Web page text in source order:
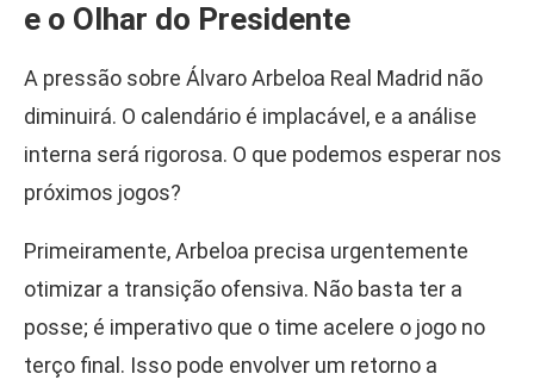
e o Olhar do Presidente
A pressão sobre Álvaro Arbeloa Real Madrid não
diminuirá. O calendário é implacável, e a análise
interna será rigorosa. O que podemos esperar nos
próximos jogos?
Primeiramente, Arbeloa precisa urgentemente
otimizar a transição ofensiva. Não basta ter a
posse; é imperativo que o time acelere o jogo no
terço final. Isso pode envolver um retorno a